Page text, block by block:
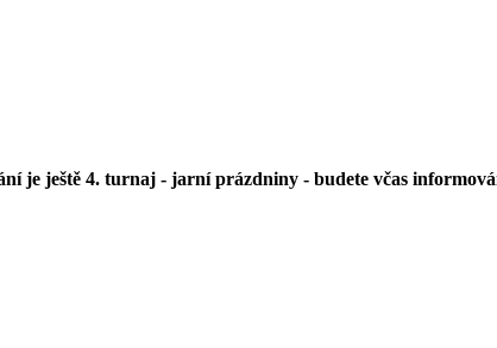
je ještě 4. turnaj - jarní prázdniny - budete včas